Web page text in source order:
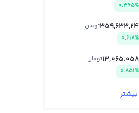
0.365%
تومان
0.618%
تومان
0.851%